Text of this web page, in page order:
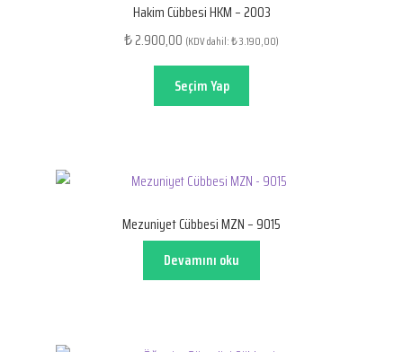
Hakim Cübbesi HKM – 2003
₺ 2.900,00 (KDV dahil: ₺3.190,00)
Seçim Yap
Mezuniyet Cübbesi MZN – 9015
Devamını oku